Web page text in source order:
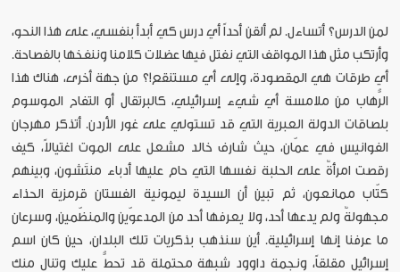
لمن الدرس؟ أتساءل. لم ألقن أحداً أي درس كي أبدأ بنفسي، على هذا النحو،
وأرتكب مثل هذا المواقف التي نفتل فيها عضلات كلامنا وننفخها بالفصاحة.
أي طرقات هي المقصودة، وإلى أي مستنقع!؟ من جهة أخرى، هناك هذا
الرُّهاب من ملامسة أي شيء إسرائيلي، كالبرتقال أو التفاح الموسوم
بلصاقات الدولة العبرية التي قد تستولي على غور الأردن. أتذكر مهرجان
الفوانيس في عمّان، حيث شارف خالد مشعل على الموت اغتيالاً، كيف
رقصت امرأةٌ على الحلبة نفسها التي حام عليها أدباء منتَشون، وبينهم
كتّاب ممانعون، ثم تبين أن السيدة ليمونية الفستان قرمزية الحذاء
مجهولةٌ ولم يدعها أحد، ولا يعرفها أحد من المدعوّين والمنظّمين، وسرعان
ما عرفنا إنها إسرائيلية. أين سنذهب بذكريات تلك البلدان، حين كان اسم
إسرائيل مقلقاً، ونجمة داوود شبهة محتملة قد تحطُّ عليك وتنال منك